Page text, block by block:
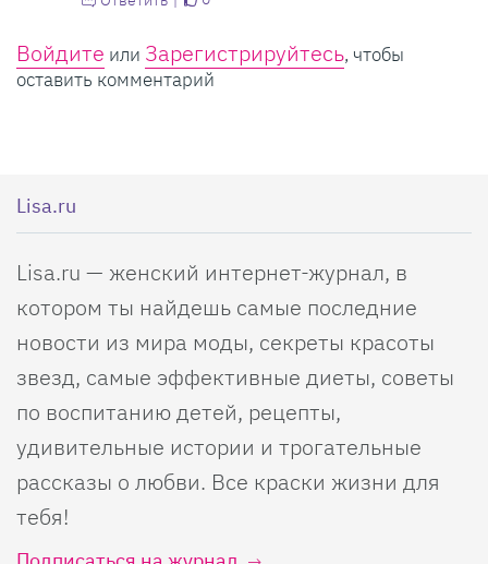
Войдите или Зарегистрируйтесь, чтобы
оставить комментарий
Lisa.ru
Lisa.ru — женский интернет-журнал, в
котором ты найдешь самые последние
новости из мира моды, секреты красоты
звезд, самые эффективные диеты, советы
по воспитанию детей, рецепты,
удивительные истории и трогательные
рассказы о любви. Все краски жизни для
тебя!